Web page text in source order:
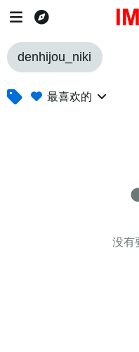
denhijou_niki
最喜欢的
没有